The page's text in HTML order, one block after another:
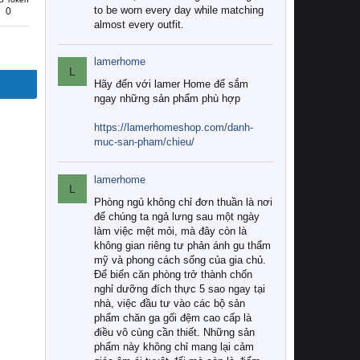
0
to be worn every day while matching
almost every outfit.
L
lamerhome
Hãy đến với lamer Home để sắm
ngay những sản phẩm phù hợp
https://lamerhomeshop.com/danh-
muc-san-pham/chieu/
L
lamerhome
Phòng ngủ không chỉ đơn thuần là nơi
để chúng ta ngả lưng sau một ngày
làm việc mệt mỏi, mà đây còn là
không gian riêng tư phản ánh gu thẩm
mỹ và phong cách sống của gia chủ.
Để biến căn phòng trở thành chốn
nghỉ dưỡng đích thực 5 sao ngay tại
nhà, việc đầu tư vào các bộ sản
phẩm chăn ga gối đệm cao cấp là
điều vô cùng cần thiết. Những sản
phẩm này không chỉ mang lại cảm